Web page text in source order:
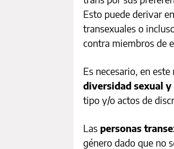
Esto puede derivar
transexuales o
contra miembros de
Es necesario, en
diversidad sexual y
tipo y/o actos de
Las personas
género dado que no